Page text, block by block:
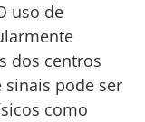
uso de
dos centros
sinais pode ser
como